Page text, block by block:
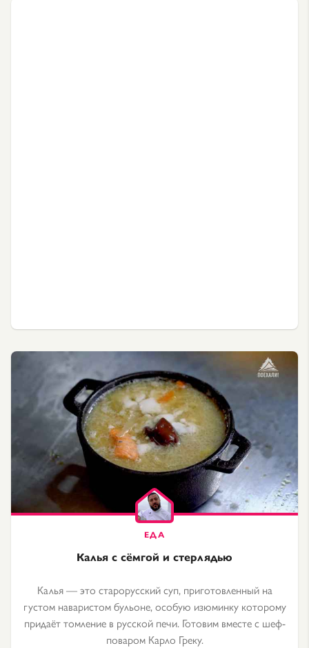
Калья с сёмгой и стерлядью
Калья — это старорусский суп, приготовленный на
густом наваристом бульоне, особую изюминку которому
придаёт томление в русской печи. Готовим вместе с шеф-
поваром Карло Греку.